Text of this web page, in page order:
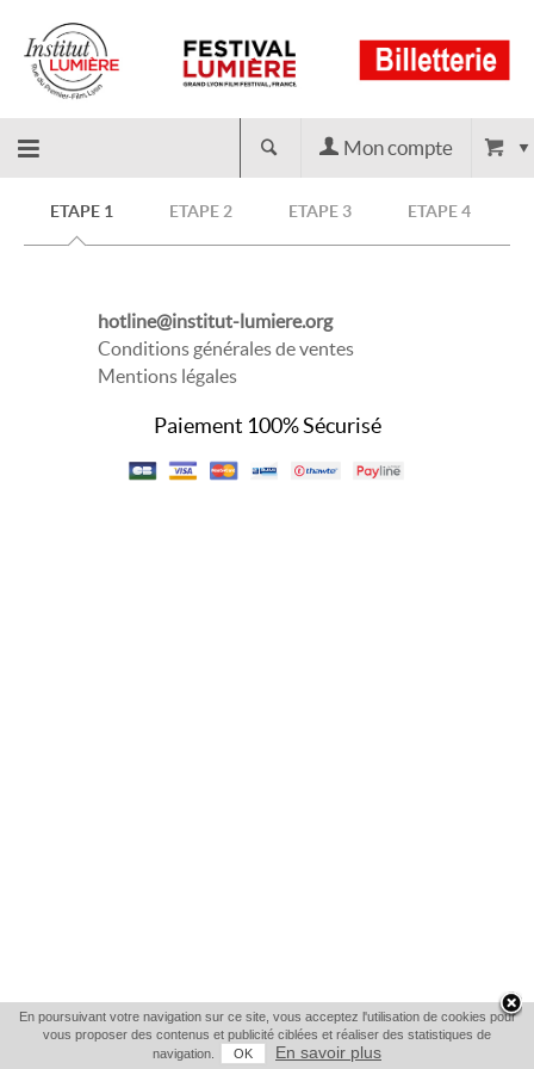
Retour
Mon compte
ETAPE 1 ETAPE 2 ETAPE 3 ETAPE 4
hotline@institut-lumiere.org
Conditions générales de ventes
Mentions légales
Paiement 100% Sécurisé
En poursuivant votre navigation sur ce site, vous acceptez l'utilisation de cookies pour
vous proposer des contenus et publicité ciblées et réaliser des statistiques de
navigation.
OK En savoir plus